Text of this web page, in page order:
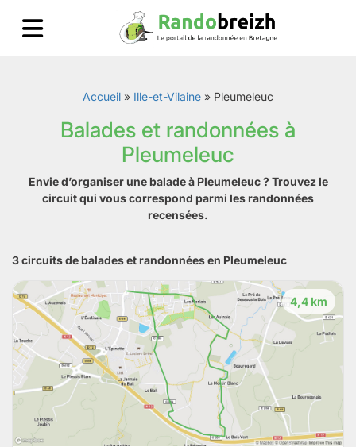
Accueil » Ille-et-Vilaine » Pleumeleuc
Balades et randonnées à
Pleumeleuc
Envie d’organiser une balade à Pleumeleuc ? Trouvez le
circuit qui vous correspond parmi les randonnées
recensées.
3 circuits de balades et randonnées en Pleumeleuc
4,4 km